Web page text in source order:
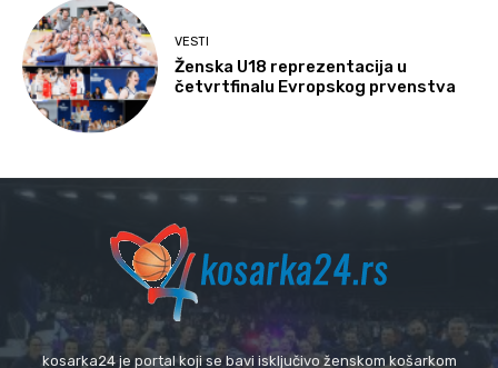
VESTI
Ženska U18 reprezentacija u
četvrtfinalu Evropskog prvenstva
kosarka24 je portal koji se bavi isključivo ženskom košarkom